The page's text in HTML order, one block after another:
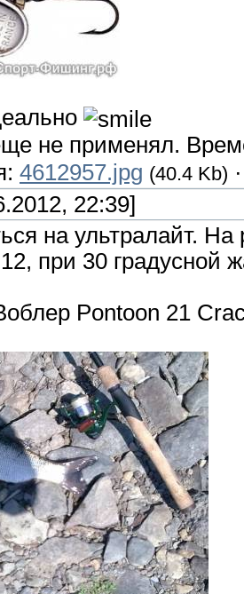
не применял.
4612957.jpg (40.4 Kb)
22:39]
на ультралайт.
при 30 градусной
Pontoon 21